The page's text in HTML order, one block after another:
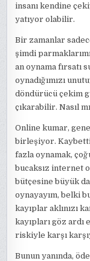
insanı kendine
yatıyor olabilir.
Bir zamanlar
şimdi
an oynama fırsatı
oynadığımızı
döndürücü çekim
çıkarabilir. Nasıl
Online kumar,
birleşiyor.
fazla oynamak,
bucaksız internet
bütçesine büyük
oynayayım, belki
kayıplar aklınızı
kayıpları göz
riskiyle karşı
Bunun yanında,